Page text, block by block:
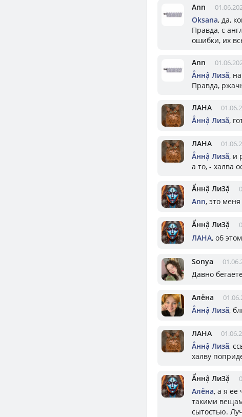
Ann
Oksana, да,
Правда, с
ошибки, их
Ann
Ẳннậ Лизã,
Правда,
ЛАНА
Ẳннậ Лизã,
ЛАНА
Ẳннậ Лизã, и
а то, - халва
Ẩннậ Ли3ặ
Ann, это
Ẩннậ Ли3ặ
ЛАНА, об
Sonya
Давно
Алёна
Ẳннậ Лизã,
ЛАНА
Ẳннậ Лизã,
халву
Ẩннậ Ли3ặ
Алёна, а я ее
такими
сытостью.